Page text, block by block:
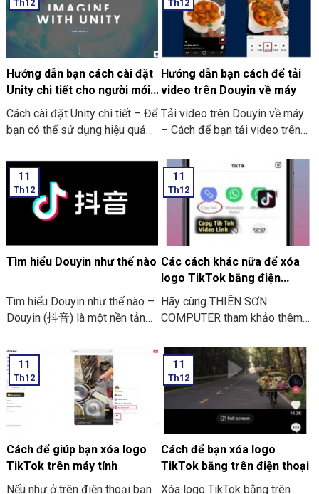
Th12
Hướng dẫn bạn cách cài đặt
Unity chi tiết cho người mới
bắt đầu
Cách cài đặt Unity chi tiết – Để
bạn có thể sử dụng hiệu quả
cần phải thực hiện tải công cụ
về máy. Rồi sau đó thiết lập
một số yêu cầu cần thiết. Để
Unity có thể hoạt động tốt.
cài đặt Unity:
Th12
Hướng dẫn bạn cách để tải
video trên Douyin về máy
Tải video trên Douyin về máy
– Cách để bạn tải video trên
11
Th12
Tìm hiểu Douyin như thế nào
Tìm hiểu Douyin như thế nào –
Douyin (抖音) là một nền tảng
chỉnh sửa thêm hiệu ứng. Có
tính năng ghép nhạc vô cùng
vui nhộn. Nó được ra đời vào
tháng 09/2016. Nó được công
ty công nghệ ByteDance phát
đã có mặt ở trên 2 hệ điều
hành là iOS và Android.
11
Th12
Các cách khác nữa để xóa
logo TikTok bằng điện
thoại.
Hãy cùng THIÊN SƠN
COMPUTER tham khảo thêm
TikTok bằng điện thoại nhé.
11
Th12
Cách để giúp bạn xóa logo
TikTok trên máy tính
Nếu như ở trên điện thoại bạn
11
Th12
Cách để bạn xóa logo
TikTok bằng trên điện thoại
Xóa logo TikTok bằng trên